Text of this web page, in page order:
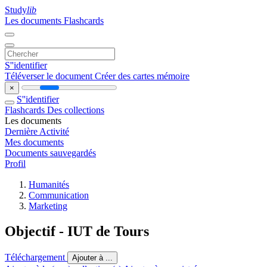
Studylib
Les documents Flashcards
S''identifier
Téléverser le document Créer des cartes mémoire
×
S''identifier
Flashcards Des collections
Les documents
Dernière Activité
Mes documents
Documents sauvegardés
Profil
Humanités
Communication
Marketing
Objectif - IUT de Tours
Téléchargement Ajouter à ...